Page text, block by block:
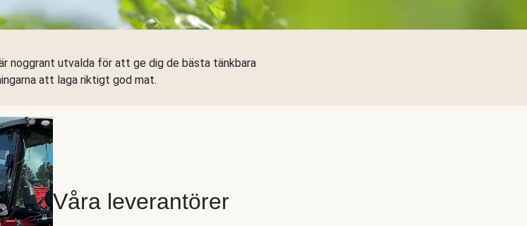
noggrant utvalda för att ge dig de bästa tänkbara
att laga riktigt god mat.
Våra leverantörer